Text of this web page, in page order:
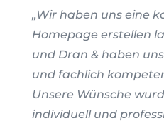
„Wir haben uns eine
Homepage erstellen
und Dran & haben
und fachlich
Unsere Wünsche
individuell und